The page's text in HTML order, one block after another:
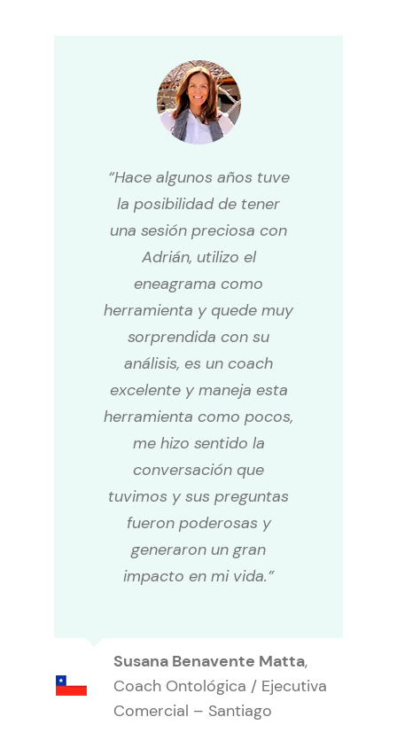
“Hace algunos años tuve
la posibilidad de tener
una sesión preciosa con
Adrián, utilizo el
eneagrama como
herramienta y quede muy
sorprendida con su
análisis, es un coach
excelente y maneja esta
herramienta como pocos,
me hizo sentido la
conversación que
tuvimos y sus preguntas
fueron poderosas y
generaron un gran
impacto en mi vida.”
Susana Benavente Matta,
Coach Ontológica / Ejecutiva
Comercial – Santiago